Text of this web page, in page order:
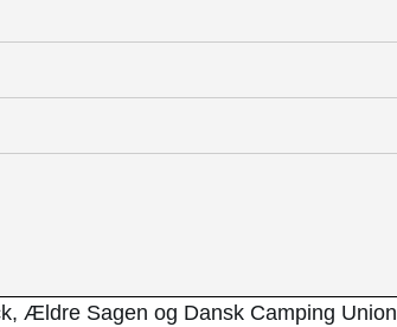
Ældre Sagen og Dansk Camping